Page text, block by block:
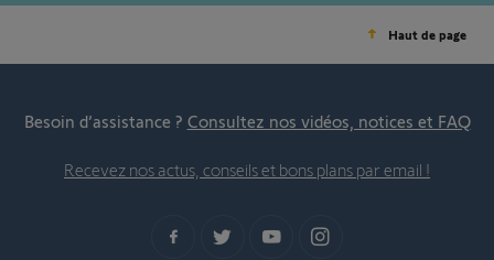
Haut de page
Besoin d’assistance ? Consultez nos vidéos, notices et FAQ
Recevez nos actus, conseils et bons plans par email !